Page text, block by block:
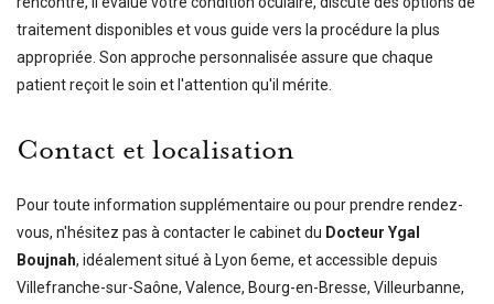
traitement disponibles et vous guide vers la procédure la plus
appropriée. Son approche personnalisée assure que chaque
patient reçoit le soin et l'attention qu'il mérite.
Contact et localisation
Pour toute information supplémentaire ou pour prendre rendez-
vous, n'hésitez pas à contacter le cabinet du Docteur Ygal
Boujnah, idéalement situé à Lyon 6eme, et accessible depuis
Villefranche-sur-Saône, Valence, Bourg-en-Bresse, Villeurbanne,